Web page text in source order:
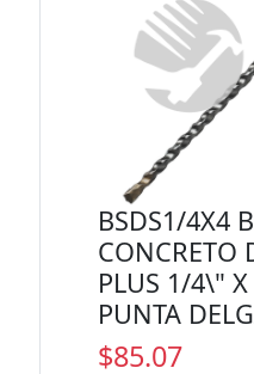
BSDS1/4X4
CONCRETO
PLUS 1/4\"
PUNTA
$85.07